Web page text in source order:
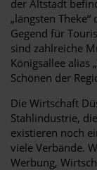
der Altstadt
„längsten
Gegend für
sind zahlreiche
Königsallee alias
Schönen der
Die Wirtschaft
Stahlindustrie,
existieren noch
viele Verbände.
Werbung,